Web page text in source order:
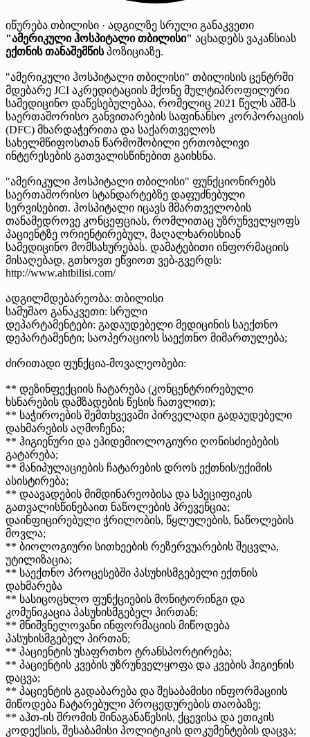
იწურება თბილისი · ადგილზე სრული განაკვეთი
"ამერიკული ჰოსპიტალი თბილისი" აცხადებს ვაკანსიას
ექთნის თანაშემწისპოზიციაზე.
"ამერიკული ჰოსპიტალი თბილისი" თბილისის ცენტრში
მდებარე JCI აკრედიტაციის მქონე მულტიპროფილური
სამედიცინო დაწესებულებაა, რომელიც 2021 წელს აშშ-ს
საერთაშორისო განვითარების საფინანსო კორპორაციის
(DFC) მხარდაჭერითა და საქართველოს
სახელმწიფოსთან წარმოშობილი ერთობლივი
ინტერესების გათვალისწინებით გაიხსნა.
"ამერიკული ჰოსპიტალი თბილისი" ფუნქციონირებს
საერთაშორისო სტანდარტებზე დაფუძნებული
სერვისებით. ჰოსპიტალი იცავს მმართველობის
თანამედროვე კონცეფციას, რომლითაც უზრუნველყოფს
პაციენტზე ორიენტირებულ, მაღალხარისხიან
სამედიცინო მომსახურებას. დამატებითი ინფორმაციის
მისაღებად, გთხოვთ ეწვიოთ ვებ-გვერდს:
http://www.ahtbilisi.com/
ადგილმდებარეობა: თბილისი
სამუშაო განაკვეთი: სრული
დეპარტამენტები: გადაუდებელი მედიცინის საექთნო
დეპარტამენტი; საოპერაციოს საექთნო მიმართულება;
ძირითადი ფუნქცია-მოვალეობები:
** დეზინფექციის ჩატარება (კონცენტრირებული
ხსნარების დამზადების წესის ჩათვლით);
** საჭიროების შემთხვევაში პირველადი გადაუდებელი
დახმარების აღმოჩენა;
** ჰიგიენური და ეპიდემიოლოგიური ღონისძიებების
გატარება;
** მანიპულაციების ჩატარების დროს ექთნის/ექიმის
ასისტირება;
** დაავადების მიმდინარეობისა და სპეციფიკის
გათვალისწინებაით ნაწოლების პრევენცია;
დაინფიცირებული ჭრილობის, წყლულების, ნაწოლების
მოვლა;
** ბიოლოგიური სითხეების რეზერვუარების შეცვლა,
უტილიზაცია;
** საექთნო პროცესებში პასუხისმგებელი ექთნის
დახმარება
** სასიცოცხლო ფუნქციების მონიტორინგი და
კომუნიკაცია პასუხისმგებელ პირთან;
** მნიშვნელოვანი ინფორმაციის მიწოდება
პასუხისმგებელ პირთან;
** პაციენტის უსაფრთხო ტრანსპორტირება;
** პაციენტის კვების უზრუნველყოფა და კვების ჰიგიენის
დაცვა;
** პაციენტის გადაბარება და შესაბამისი ინფორმაციის
მიწოდება ჩატარებული პროცედურების თაობაზე;
** აჰთ-ის შრომის შინაგანაწესის, ქცევისა და ეთიკის
კოდექსის, შესაბამისი პოლიტიკის დოკუმენტების დაცვა;